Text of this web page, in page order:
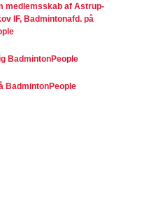
medlemsskab af Astrup-
IF, Badmintonafd. på
BadmintonPeople
BadmintonPeople